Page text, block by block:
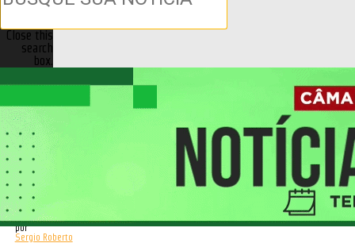
Close this
search
box.
Next
Samae: Represa é esvaziada para
limpeza; Certame para captação de
água no Sepotuba inicia ainda
esta semana
Publicado em
28/04/2020 - 19:13
por
Sergio Roberto